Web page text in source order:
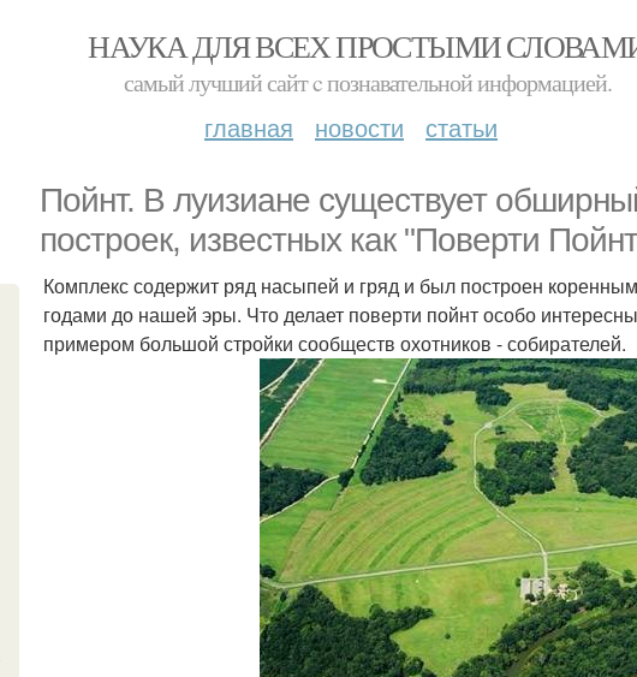
НАУКА ДЛЯ ВСЕХ ПРОСТЫМИ
самый лучший сайт c познавательной информацией.
главная новости статьи
Пойнт. В луизиане существует
построек, известных как "Поверти
Комплекс содержит ряд насыпей и гряд и был построен
годами до нашей эры. Что делает поверти пойнт особо
примером большой стройки сообществ охотников - собирателей.